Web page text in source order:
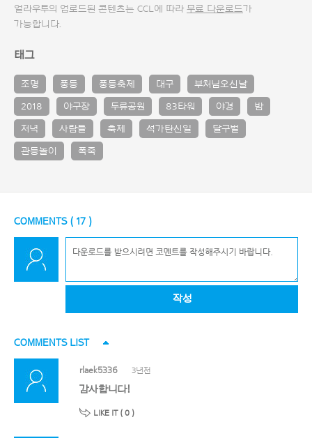
얼라우투의 업로드된 콘텐츠는 CCL에 따라 무료 다운로드가
가능합니다.
태그
조명 풍등 풍등축제 대구 부처님오신날
2018 야구장 두류공원 83타워 야경 밤
저녁 사람들 축제 석가탄신일 달구벌
관등놀이 폭죽
COMMENTS ( 17 )
작성
COMMENTS LIST
rlaek5336 3년전
감사합니다!
LIKE IT ( 0 )